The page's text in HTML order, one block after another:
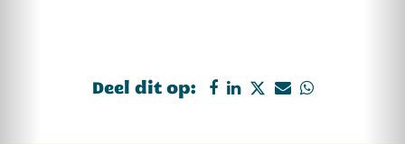
Deel dit op: